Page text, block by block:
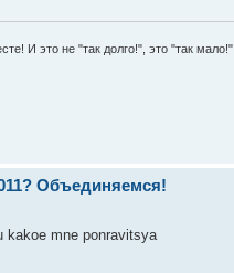
И это не "так долго!", это "так мало!"
Объединяемся!
kakoe mne ponravitsya